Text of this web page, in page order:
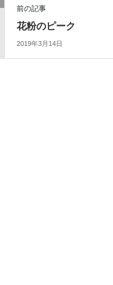
前の記事
花粉のピーク
2019年3月14日